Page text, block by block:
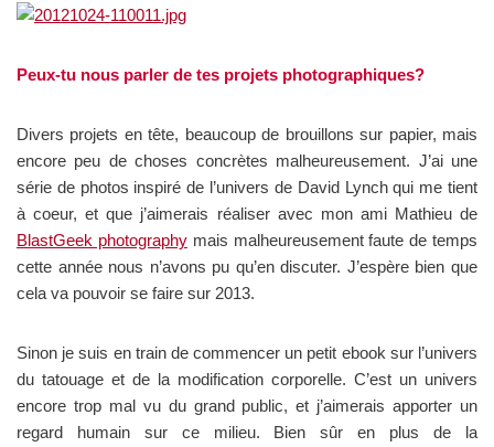
Peux-tu nous parler de tes projets photographiques?
Divers projets en tête, beaucoup de brouillons sur papier, mais
encore peu de choses concrètes malheureusement. J’ai une
série de photos inspiré de l’univers de David Lynch qui me tient
à coeur, et que j’aimerais réaliser avec mon ami Mathieu de
BlastGeek photographymais malheureusement faute de temps
cette année nous n’avons pu qu’en discuter. J’espère bien que
cela va pouvoir se faire sur 2013.
Sinon je suis en train de commencer un petit ebook sur l’univers
du tatouage et de la modification corporelle. C’est un univers
encore trop mal vu du grand public, et j’aimerais apporter un
regard humain sur ce milieu. Bien sûr en plus de la